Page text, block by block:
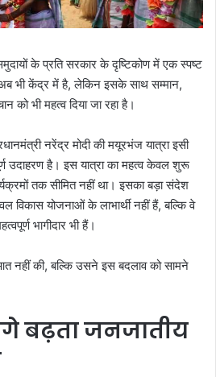
के प्रति सरकार के दृष्टिकोण में एक स्पष्ट
अब भी केंद्र में है, लेकिन इसके साथ सम्मान,
को भी महत्व दिया जा रहा है।
नरेंद्र मोदी की मयूरभंज यात्रा इसी
उदाहरण है। इस यात्रा का महत्व केवल शुरू
तक सीमित नहीं था। इसका बड़ा संदेश
विकास योजनाओं के लाभार्थी नहीं हैं, बल्कि वे
भागीदार भी हैं।
नहीं की, बल्कि उसने इस बदलाव को सामने
बढ़ता जनजातीय